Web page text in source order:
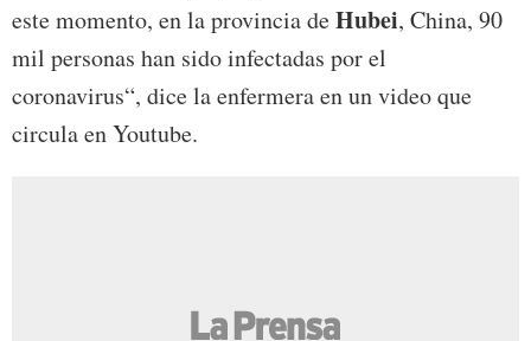
este momento, en la provincia deHubei, China, 90
mil personas han sido infectadas por el
coronavirus“, dice la enfermera en un video que
circula en Youtube.